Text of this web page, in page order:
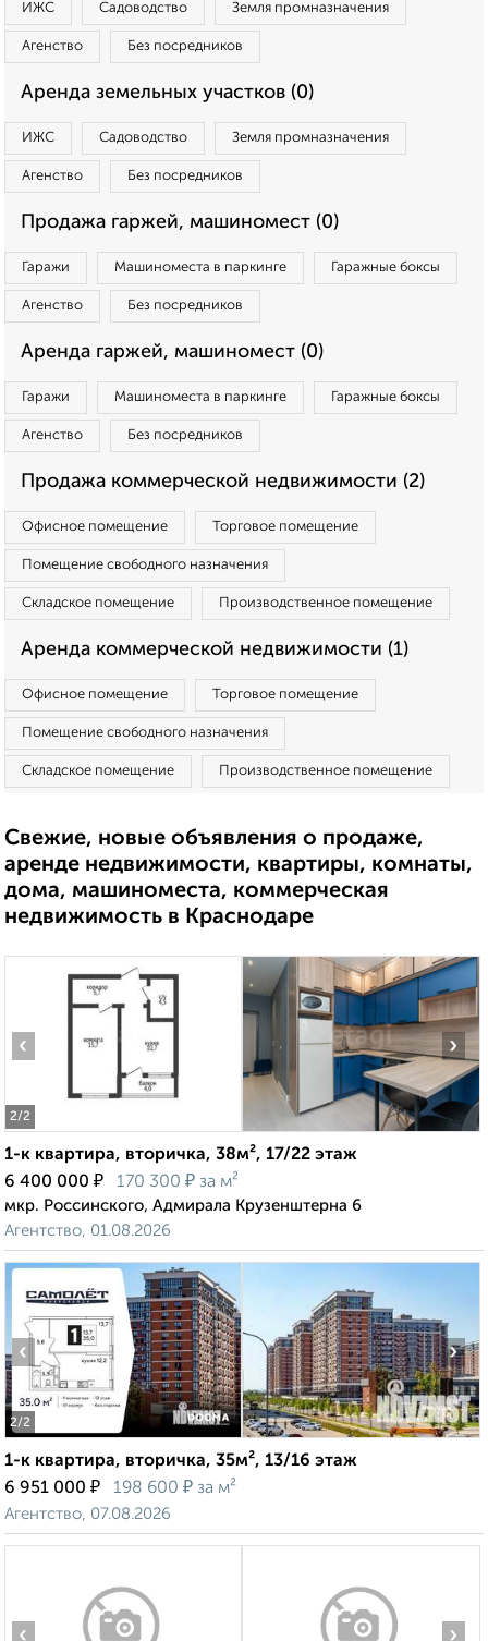
ИЖС Садоводство Земля промназначения
Агенство Без посредников
Аренда земельных участков (0)
ИЖС Садоводство Земля промназначения
Агенство Без посредников
Продажа гаржей, машиномест (0)
Гаражи Машиноместа в паркинге Гаражные боксы
Агенство Без посредников
Аренда гаржей, машиномест (0)
Гаражи Машиноместа в паркинге Гаражные боксы
Агенство Без посредников
Продажа коммерческой недвижимости (2)
Офисное помещение Торговое помещение
Помещение свободного назначения
Складское помещение Производственное помещение
Аренда коммерческой недвижимости (1)
Офисное помещение Торговое помещение
Помещение свободного назначения
Складское помещение Производственное помещение
Свежие, новые объявления о продаже,
аренде недвижимости, квартиры, комнаты,
дома, машиноместа, коммерческая
недвижимость в Краснодаре
2/2
‹ ›
1-к квартира, вторичка, 38м², 17/22 этаж
6 400 000 ₽ 170 300 ₽ за м²
мкр. Россинского, Адмирала Крузенштерна 6
Агентство, 01.08.2026
2/2
‹ ›
1-к квартира, вторичка, 35м², 13/16 этаж
6 951 000 ₽ 198 600 ₽ за м²
Агентство, 07.08.2026
‹ ›